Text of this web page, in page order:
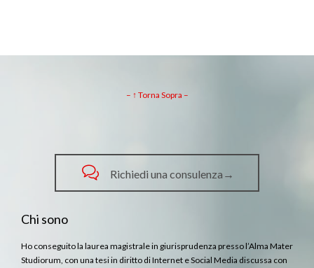
– ↑ Torna Sopra –
 Richiedi una consulenza→
Chi sono
Ho conseguito la laurea magistrale in giurisprudenza presso l’Alma Mater
Studiorum, con una tesi in diritto di Internet e Social Media discussa con